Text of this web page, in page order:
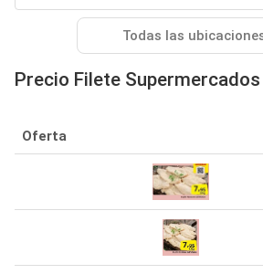
Todas las
Precio Filete
Oferta